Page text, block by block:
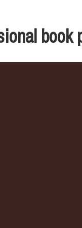
book